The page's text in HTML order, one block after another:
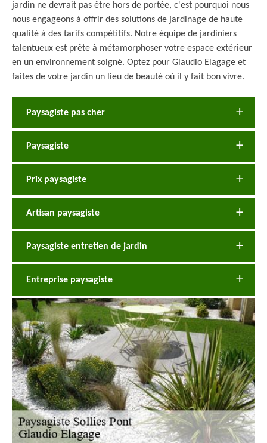
jardin ne devrait pas être hors de portée, c'est pourquoi nous
nous engageons à offrir des solutions de jardinage de haute
qualité à des tarifs compétitifs. Notre équipe de jardiniers
talentueux est prête à métamorphoser votre espace extérieur
en un environnement soigné. Optez pour Glaudio Elagage et
faites de votre jardin un lieu de beauté où il y fait bon vivre.
Paysagiste pas cher
Paysagiste
Prix paysagiste
Artisan paysagiste
Paysagiste entretien de jardin
Entreprise paysagiste